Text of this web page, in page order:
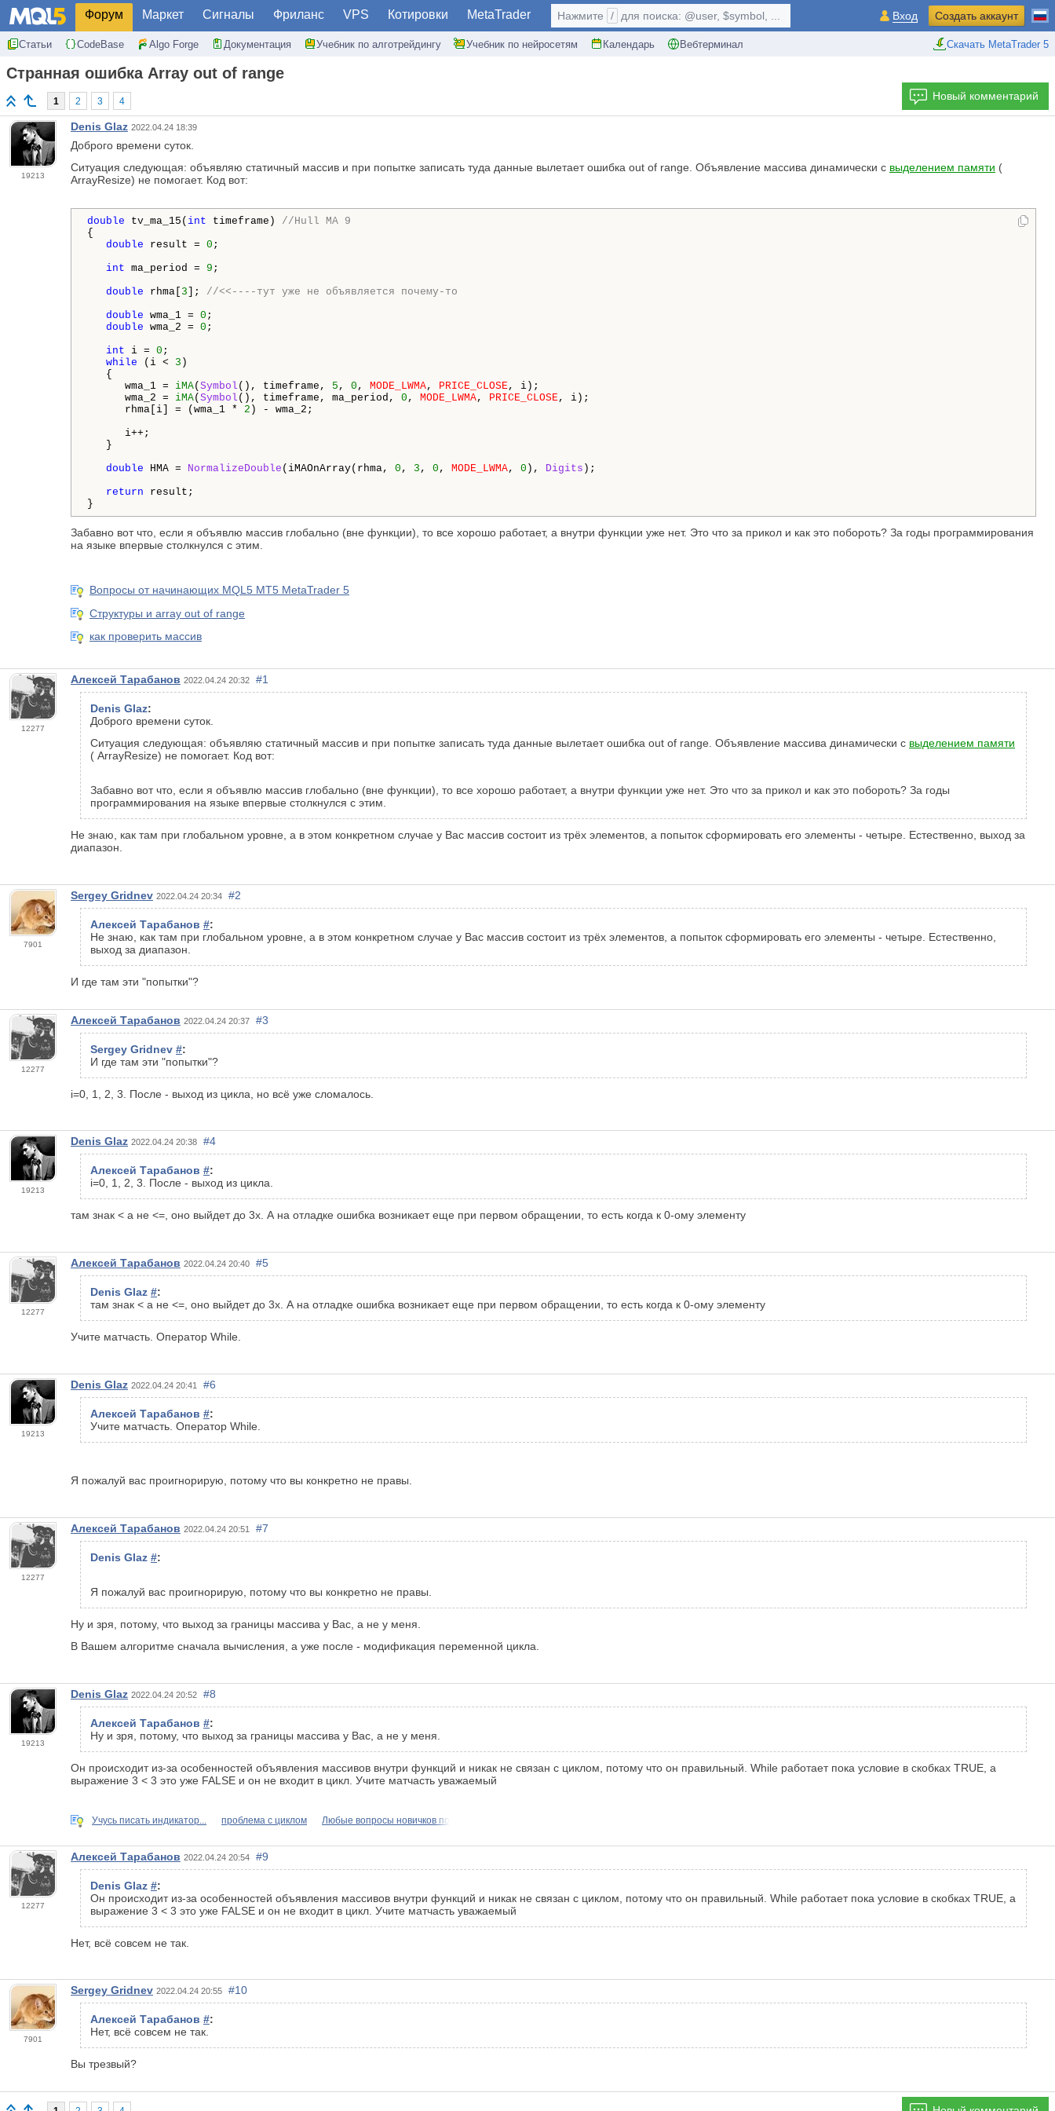
Форум Маркет Сигналы Фриланс VPS Котировки MetaTrader
Статьи CodeBase Algo Forge Документация Учебник по алготрейдингу Учебник по нейросетям Календарь Вебтерминал Скачать MetaTrader 5
Нажмите / для поиска: @user, $symbol, ... Вход Создать аккаунт
Странная ошибка Array out of range
1 2 3 4 Новый комментарий
19213
Denis Glaz 2022.04.24 18:39
Доброго времени суток.
Ситуация следующая: объявляю статичный массив и при попытке записать туда данные вылетает ошибка out of range. Объявление массива динамически с выделением памяти (
ArrayResize) не помогает. Код вот:
double tv_ma_15( int timeframe) //Hull MA 9
{
double result = 0 ;
int ma_period = 9 ;
double rhma[ 3 ]; //<<----тут уже не объявляется почему-то
double wma_1 = 0 ;
double wma_2 = 0 ;
int i = 0 ;
while (i < 3 )
{
wma_1 = iMA( Symbol (), timeframe, 5 , 0 , MODE_LWMA, PRICE_CLOSE, i);
wma_2 = iMA( Symbol (), timeframe, ma_period, 0 , MODE_LWMA, PRICE_CLOSE, i);
rhma[i] = (wma_1 * 2 ) - wma_2;
i++;
}
double HMA = NormalizeDouble (iMAOnArray(rhma, 0 , 3 , 0 , MODE_LWMA, 0 ), Digits );
return result;
}
Забавно вот что, если я объявлю массив глобально (вне функции), то все хорошо работает, а внутри функции уже нет. Это что за прикол и как это побороть? За годы программирования
на языке впервые столкнулся с этим.
Вопросы от начинающих MQL5 MT5 MetaTrader 5
Структуры и array out of range
как проверить массив
12277
Алексей Тарабанов 2022.04.24 20:32 #1
Denis Glaz:
Доброго времени суток.
Ситуация следующая: объявляю статичный массив и при попытке записать туда данные вылетает ошибка out of range. Объявление массива динамически с выделением памяти
( ArrayResize) не помогает. Код вот:
Забавно вот что, если я объявлю массив глобально (вне функции), то все хорошо работает, а внутри функции уже нет. Это что за прикол и как это побороть? За годы
программирования на языке впервые столкнулся с этим.
Не знаю, как там при глобальном уровне, а в этом конкретном случае у Вас массив состоит из трёх элементов, а попыток сформировать его элементы - четыре. Естественно, выход за
диапазон.
7901
Sergey Gridnev 2022.04.24 20:34 #2
Алексей Тарабанов #:
Не знаю, как там при глобальном уровне, а в этом конкретном случае у Вас массив состоит из трёх элементов, а попыток сформировать его элементы - четыре. Естественно,
выход за диапазон.
И где там эти "попытки"?
12277
Алексей Тарабанов 2022.04.24 20:37 #3
Sergey Gridnev #:
И где там эти "попытки"?
i=0, 1, 2, 3. После - выход из цикла, но всё уже сломалось.
19213
Denis Glaz 2022.04.24 20:38 #4
Алексей Тарабанов #:
i=0, 1, 2, 3. После - выход из цикла.
там знак < а не <=, оно выйдет до 3х. А на отладке ошибка возникает еще при первом обращении, то есть когда к 0-ому элементу
12277
Алексей Тарабанов 2022.04.24 20:40 #5
Denis Glaz #:
там знак < а не <=, оно выйдет до 3х. А на отладке ошибка возникает еще при первом обращении, то есть когда к 0-ому элементу
Учите матчасть. Оператор While.
19213
Denis Glaz 2022.04.24 20:41 #6
Алексей Тарабанов #:
Учите матчасть. Оператор While.
Я пожалуй вас проигнорирую, потому что вы конкретно не правы.
12277
Алексей Тарабанов 2022.04.24 20:51 #7
Denis Glaz #:
Я пожалуй вас проигнорирую, потому что вы конкретно не правы.
Ну и зря, потому, что выход за границы массива у Вас, а не у меня.
В Вашем алгоритме сначала вычисления, а уже после - модификация переменной цикла.
19213
Denis Glaz 2022.04.24 20:52 #8
Алексей Тарабанов #:
Ну и зря, потому, что выход за границы массива у Вас, а не у меня.
Он происходит из-за особенностей объявления массивов внутри функций и никак не связан с циклом, потому что он правильный. While работает пока условие в скобках TRUE, а
выражение 3 < 3 это уже FALSE и он не входит в цикл. Учите матчасть уважаемый
Учусь писать индикатор... проблема с циклом Любые вопросы новичков по
12277
Алексей Тарабанов 2022.04.24 20:54 #9
Denis Glaz #:
Он происходит из-за особенностей объявления массивов внутри функций и никак не связан с циклом, потому что он правильный. While работает пока условие в скобках TRUE, а
выражение 3 < 3 это уже FALSE и он не входит в цикл. Учите матчасть уважаемый
Нет, всё совсем не так.
7901
Sergey Gridnev 2022.04.24 20:55 #10
Алексей Тарабанов #:
Нет, всё совсем не так.
Вы трезвый?